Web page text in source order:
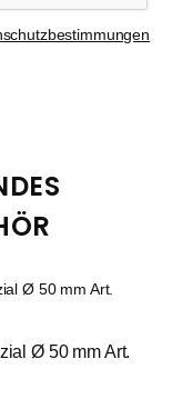
Ø 50 mm Art.